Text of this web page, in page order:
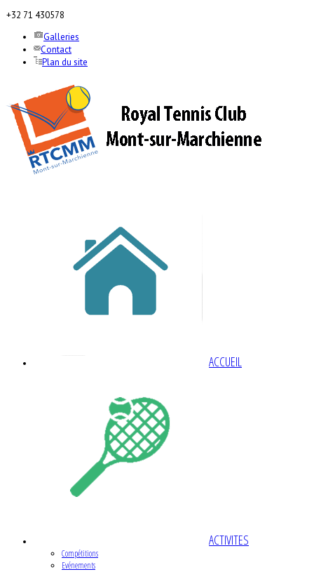
+32 71 430578
Galleries
Contact
Plan du site
ACCUEIL
ACTIVITES
Compétitions
Evénements